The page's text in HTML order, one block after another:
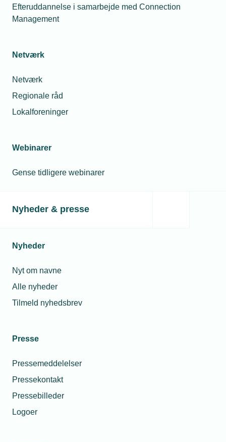
Efteruddannelse i samarbejde med Connection
Management
Netværk
Netværk
Regionale råd
Lokalforeninger
Webinarer
Gense tidligere webinarer
Nyheder & presse
Nyheder
Nyt om navne
Alle nyheder
Tilmeld nyhedsbrev
Presse
Pressemeddelelser
Pressekontakt
Pressebilleder
Logoer
Vælg tag- og facadeløsning
TEKNIQ APP
VVS
Afløbs- eller kloakinstallation
Byggesagsdokumentation
Gasinstallation
Vandinstallation
Varmeinstallation